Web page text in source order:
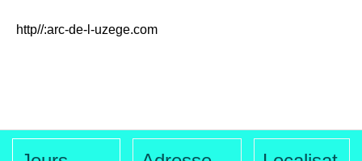
http//:arc-de-l-uzege.com